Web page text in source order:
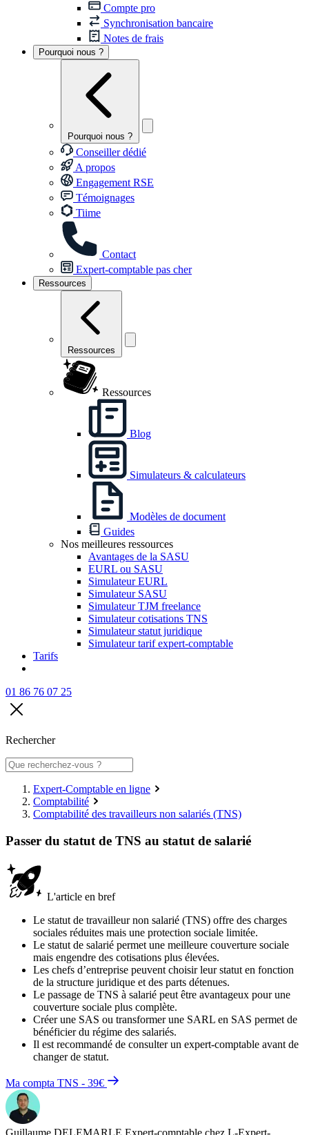
Compte pro
Synchronisation bancaire
Notes de frais
Pourquoi nous ?
Pourquoi nous ?
Conseiller dédié
A propos
Engagement RSE
Témoignages
Tiime
Contact
Expert-comptable pas cher
Ressources
Ressources
Ressources
Blog
Simulateurs & calculateurs
Modèles de document
Guides
Nos meilleures ressources
Avantages de la SASU
EURL ou SASU
Simulateur EURL
Simulateur SASU
Simulateur TJM freelance
Simulateur cotisations TNS
Simulateur statut juridique
Simulateur tarif expert-comptable
Tarifs
01 86 76 07 25
Rechercher
Expert-Comptable en ligne
Comptabilité
Comptabilité des travailleurs non salariés (TNS)
Passer du statut de TNS au statut de salarié
L'article en bref
Le statut de travailleur non salarié (TNS) offre des charges
sociales réduites mais une protection sociale limitée.
Le statut de salarié permet une meilleure couverture sociale
mais engendre des cotisations plus élevées.
Les chefs d’entreprise peuvent choisir leur statut en fonction
de la structure juridique et des parts détenues.
Le passage de TNS à salarié peut être avantageux pour une
couverture sociale plus complète.
Créer une SAS ou transformer une SARL en SAS permet de
bénéficier du régime des salariés.
Il est recommandé de consulter un expert-comptable avant de
changer de statut.
Ma compta TNS - 39€
Guillaume DELEMARLE Expert-comptable chez L-Expert-